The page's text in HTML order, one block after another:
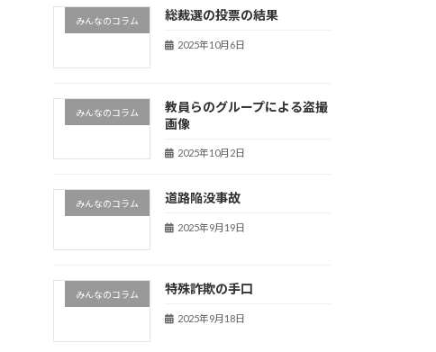
みんなのコラム 総裁選の投票の結果
2025年10月6日
みんなのコラム
教員らのグループによる盗撮
画像
2025年10月2日
みんなのコラム 道路陥没事故
2025年9月19日
みんなのコラム 特殊詐欺の手口
2025年9月18日